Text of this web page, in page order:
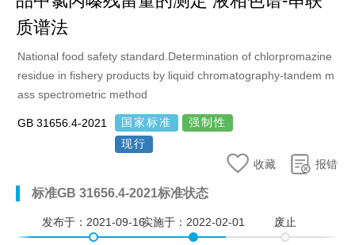
质谱法
National food safety standard.Determination of chlorpromazine
residue in fishery products by liquid chromatography-tandem m
ass spectrometric method
GB 31656.4-2021 国家标准
强制性
现行
收藏 报错
标准GB 31656.4-2021标准状态
发布于： 2021-09-16实施于：2022-02-01 废止